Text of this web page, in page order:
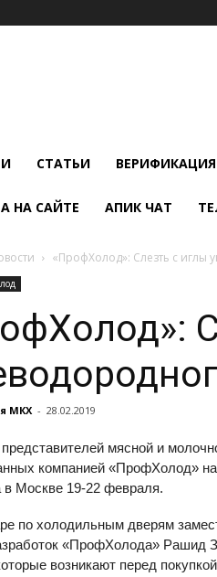
СТАТЬИ ВЕРИФИКАЦИЯ
НА САЙТЕ АПИК ЧАТ
«ПрофХолод»: Слезть с иглы
МКХ - 28.02.2019
мясной и
компанией «ПрофХолод»
в Москве 19-22 февраля.
по холодильным дверям
«ПрофХолода» Рашид
возникают перед